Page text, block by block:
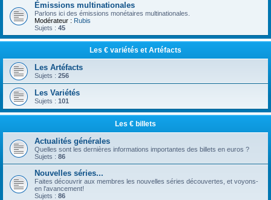
Émissions multinationales
Parlons ici des émissions monétaires multinationales.
Modérateur : Rubis
Sujets : 45
Les € variétés et Artéfacts
Les Artéfacts
Sujets : 256
Les Variétés
Sujets : 101
Les € billets
Actualités générales
Quelles sont les dernières informations importantes des billets en euros ?
Sujets : 86
Nouvelles séries...
Faites découvrir aux membres les nouvelles séries découvertes, et voyons-
en l'avancement!
Sujets : 86